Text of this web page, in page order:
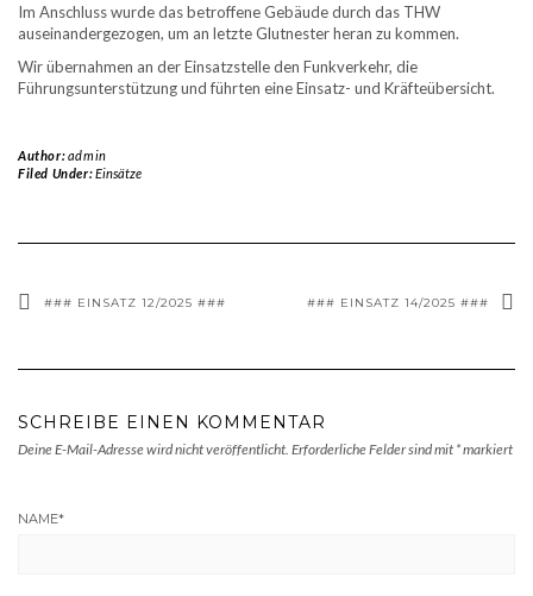
Im Anschluss wurde das betroffene Gebäude durch das THW
auseinandergezogen, um an letzte Glutnester heran zu kommen.
Wir übernahmen an der Einsatzstelle den Funkverkehr, die
Führungsunterstützung und führten eine Einsatz- und Kräfteübersicht.
Author:admin
Filed Under:Einsätze
### EINSATZ 12/2025 ### ### EINSATZ 14/2025 ###
SCHREIBE EINEN KOMMENTAR
Deine E-Mail-Adresse wird nicht veröffentlicht. Erforderliche Felder sind mit *markiert
NAME*